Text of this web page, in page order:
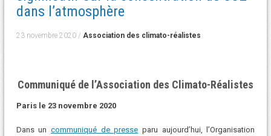
dans l’atmosphère
23 novembre 2020/ Association des climato-réalistes
Communiqué de l’Association des Climato-Réalistes
Paris le 23 novembre 2020
Dans uncommuniqué de presse paru aujourd’hui, l’Organisation